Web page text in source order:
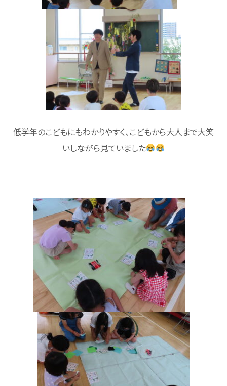
お問い合わせ
低学年のこどもにもわかりやすく、こどもから大人まで大笑
いしながら見ていました